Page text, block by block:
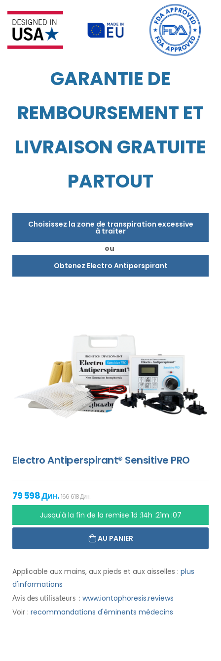
GARANTIE DE
REMBOURSEMENT ET
LIVRAISON GRATUITE
PARTOUT
Choisissez la zone de transpiration excessive
à traiter
ou
Obtenez Electro Antiperspirant
Electro Antiperspirant® Sensitive PRO
79 598 Дин.166 618 Дин.
Jusqu'à la fin de la remise 1d :14h :21m :07
AU PANIER
Applicable aux mains, aux pieds et aux aisselles : plus
d'informations
Avis des utilisateurs : www.iontophoresis.reviews
Voir : recommandations d'éminents médecins